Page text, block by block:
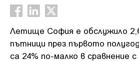
Летище София е обслужило
пътници през първото
са 24% по-малко в сравнение с